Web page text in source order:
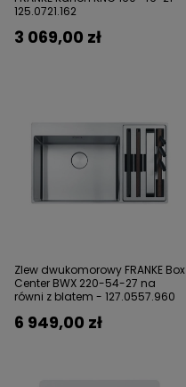
125.0721.162
3 069,00 zł
Zlew dwukomorowy FRANKE Box
Center BWX 220-54-27 na
równi z blatem - 127.0557.960
6 949,00 zł